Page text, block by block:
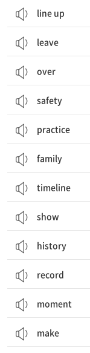
line up
leave
over
safety
practice
family
timeline
show
history
record
moment
make